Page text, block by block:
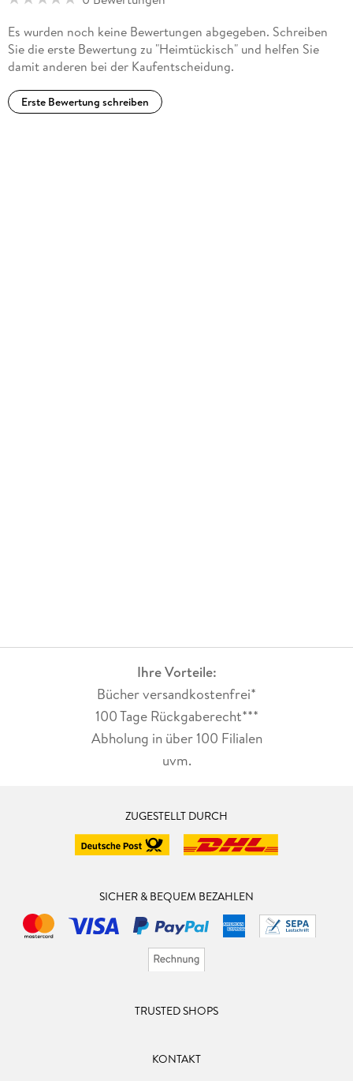
Es wurden noch keine Bewertungen abgegeben. Schreiben
Sie die erste Bewertung zu "Heimtückisch" und helfen Sie
damit anderen bei der Kaufentscheidung.
Erste Bewertung schreiben
Ihre Vorteile:
Bücher versandkostenfrei*
100 Tage Rückgaberecht***
Abholung in über 100 Filialen
uvm.
ZUGESTELLT DURCH
SICHER & BEQUEM BEZAHLEN
TRUSTED SHOPS
KONTAKT